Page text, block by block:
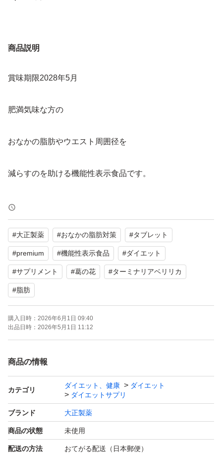
商品説明
賞味期限2028年5月
肥満気味な方の
おなかの脂肪やウエスト周囲径を
減らすのを助ける機能性表示食品です。
1日3粒目安で
30日分（90粒）入りです。
よろしくお願いいたします。
#大正製薬 #おなかの脂肪対策 #タブレット
#premium #機能性表示食品 #ダイエット
#サプリメント #葛の花 #ターミナリアベリリカ
#脂肪
購入日時： 2026年6月1日 09:40
出品日時： 2026年5月1日 11:12
商品の情報
カテゴリ
ダイエット、健康
ダイエット
ダイエットサプリ
ブランド 大正製薬
商品の状態 未使用
配送の方法 おてがる配送（日本郵便）